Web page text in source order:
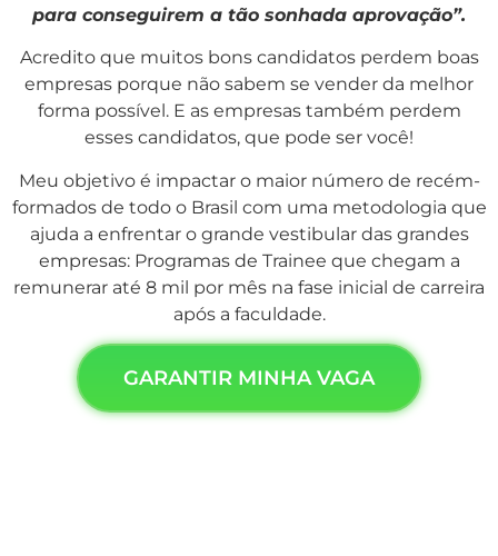
para conseguirem a tão sonhada aprovação”.
Acredito que muitos bons candidatos perdem boas
empresas porque não sabem se vender da melhor
forma possível. E as empresas também perdem
esses candidatos, que pode ser você!
Meu objetivo é impactar o maior número de recém-
formados de todo o Brasil com uma metodologia que
ajuda a enfrentar o grande vestibular das grandes
empresas: Programas de Trainee que chegam a
remunerar até 8 mil por mês na fase inicial de carreira
após a faculdade.
GARANTIR MINHA VAGA